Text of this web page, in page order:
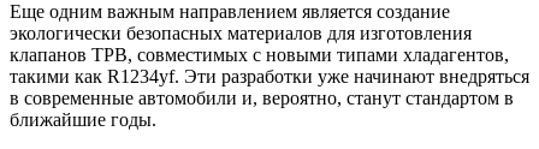
Еще одним важным направлением является создание
экологически безопасных материалов для изготовления
клапанов ТРВ, совместимых с новыми типами хладагентов,
такими как R1234yf. Эти разработки уже начинают внедряться
в современные автомобили и, вероятно, станут стандартом в
ближайшие годы.